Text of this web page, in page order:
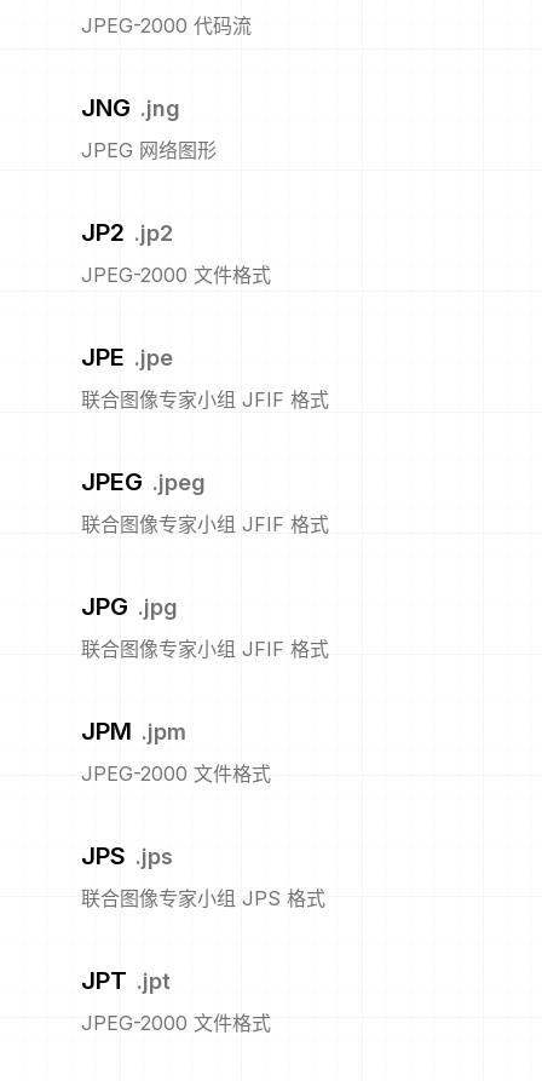
JPEG-2000 代码流
JNG .jng
JPEG 网络图形
JP2 .jp2
JPEG-2000 文件格式
JPE .jpe
联合图像专家小组 JFIF 格式
JPEG .jpeg
联合图像专家小组 JFIF 格式
JPG .jpg
联合图像专家小组 JFIF 格式
JPM .jpm
JPEG-2000 文件格式
JPS .jps
联合图像专家小组 JPS 格式
JPT .jpt
JPEG-2000 文件格式